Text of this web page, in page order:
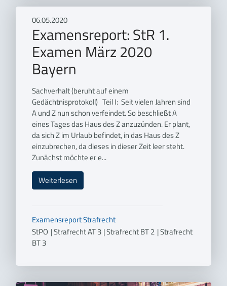
06.05.2020
Examensreport: StR 1.
Examen März 2020
Bayern
Sachverhalt (beruht auf einem
Gedächtnisprotokoll) Teil I: Seit vielen Jahren sind
A und Z nun schon verfeindet. So beschließt A
eines Tages das Haus des Z anzuzünden. Er plant,
da sich Z im Urlaub befindet, in das Haus des Z
einzubrechen, da dieses in dieser Zeit leer steht.
Zunächst möchte er e...
Weiterlesen
ExamensreportStrafrecht
StPO |Strafrecht AT 3 |Strafrecht BT 2 |Strafrecht
BT 3